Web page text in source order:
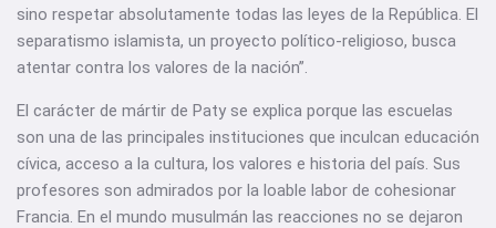
sino respetar absolutamente todas las leyes de la República. El
separatismo islamista, un proyecto político-religioso, busca
atentar contra los valores de la nación”.
El carácter de mártir de Paty se explica porque las escuelas
son una de las principales instituciones que inculcan educación
cívica, acceso a la cultura, los valores e historia del país. Sus
profesores son admirados por la loable labor de cohesionar
Francia. En el mundo musulmán las reacciones no se dejaron